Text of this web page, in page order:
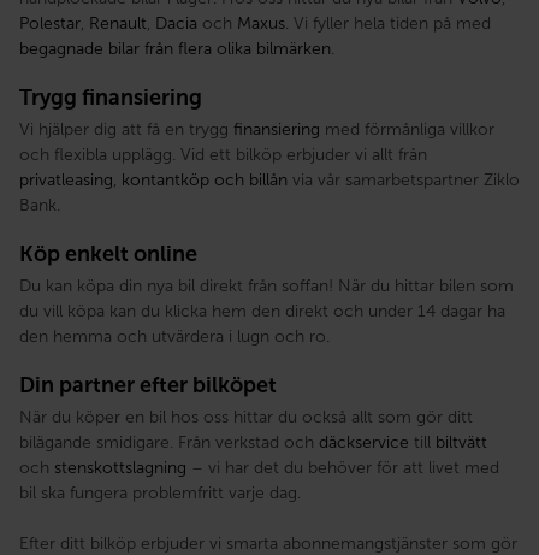
Polestar, Renault, Dacia och Maxus. Vi fyller hela tiden på med
begagnade bilar från flera olika bilmärken.
Trygg finansiering
Vi hjälper dig att få en trygg finansiering med förmånliga villkor
och flexibla upplägg. Vid ett bilköp erbjuder vi allt från
privatleasing, kontantköp och billån via vår samarbetspartner Ziklo
Bank.
Köp enkelt online
Du kan köpa din nya bil direkt från soffan! När du hittar bilen som
du vill köpa kan du klicka hem den direkt och under 14 dagar ha
den hemma och utvärdera i lugn och ro.
Din partner efter bilköpet
När du köper en bil hos oss hittar du också allt som gör ditt
bilägande smidigare. Från verkstad och däckservice till biltvätt
och stenskottslagning – vi har det du behöver för att livet med
bil ska fungera problemfritt varje dag.
Efter ditt bilköp erbjuder vi smarta abonnemangstjänster som gör